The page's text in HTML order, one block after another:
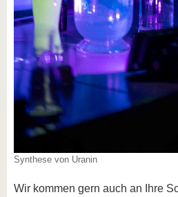
Synthese von Uranin
Wir kommen gern auch an Ihre